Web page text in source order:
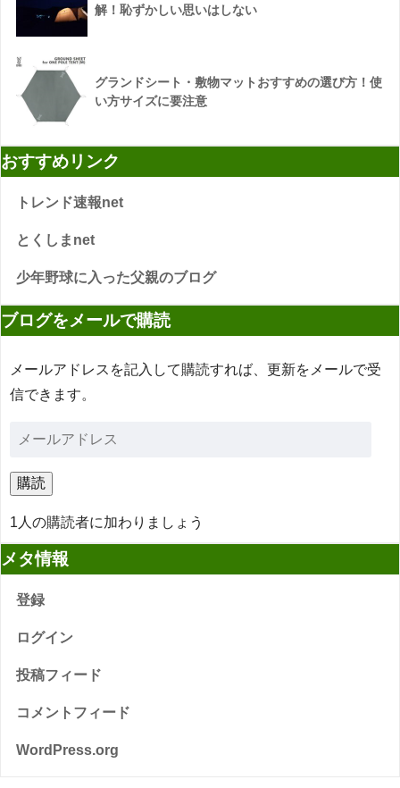
解！恥ずかしい思いはしない
グランドシート・敷物マットおすすめの選び方！使
い方サイズに要注意
おすすめリンク
トレンド速報net
とくしまnet
少年野球に入った父親のブログ
ブログをメールで購読
メールアドレスを記入して購読すれば、更新をメールで受
信できます。
購読
1人の購読者に加わりましょう
メタ情報
登録
ログイン
投稿フィード
コメントフィード
WordPress.org